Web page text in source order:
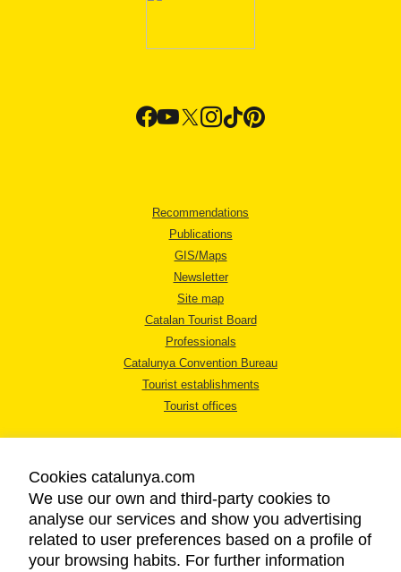
Recommendations
Publications
GIS/Maps
Newsletter
Site map
Catalan Tourist Board
Professionals
Catalunya Convention Bureau
Tourist establishments
Tourist offices
LEGAL NOTICE
PRIVACY POLICY
Cookies catalunya.com
We use our own and third-party cookies to
analyse our services and show you advertising
related to user preferences based on a profile of
your browsing habits. For further information